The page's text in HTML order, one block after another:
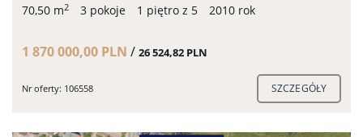
70,50 m2 3 pokoje 1 piętro z 5 2010 rok
1 870 000,00 PLN / 26 524,82 PLN
Nr oferty: 106558 SZCZEGÓŁY